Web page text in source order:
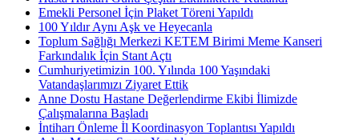
Emekli Personel İçin Plaket Töreni Yapıldı
100 Yıldır Aynı Aşk ve Heyecanla
Toplum Sağlığı Merkezi KETEM Birimi Meme Kanseri
Farkındalık İçin Stant Açtı
Cumhuriyetimizin 100. Yılında 100 Yaşındaki
Vatandaşlarımızı Ziyaret Ettik
Anne Dostu Hastane Değerlendirme Ekibi İlimizde
Çalışmalarına Başladı
İntiharı Önleme İl Koordinasyon Toplantısı Yapıldı